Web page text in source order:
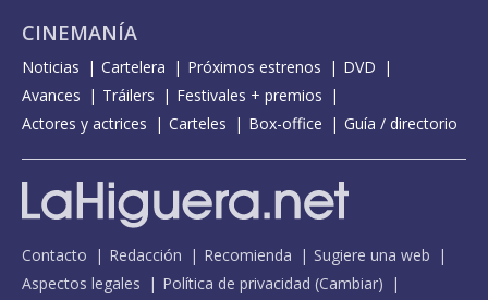
CINEMANÍA
Noticias Cartelera Próximos estrenos
DVD
Avances
Tráilers
Festivales + premios
Actores y actrices
Carteles Box-office Guía / directorio
Contacto Redacción Recomienda
Sugiere una web
Aspectos legales
Política de privacidad (Cambiar)